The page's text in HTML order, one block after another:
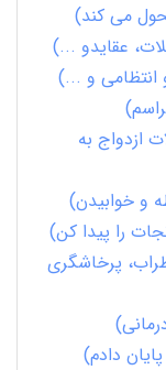
می کند)
عقایدو ...)
انتظامی و ...)
ازدواج به
و خوابیدن)
را پیدا کن)
پرخاشگری
دادم)